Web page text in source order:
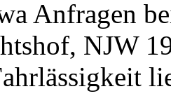
Anfragen
NJW